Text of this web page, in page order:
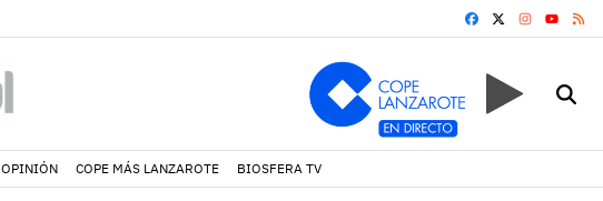
FACEBOOK
YOUTUBE
OPINIÓN COPE MÁS LANZAROTE BIOSFERA TV